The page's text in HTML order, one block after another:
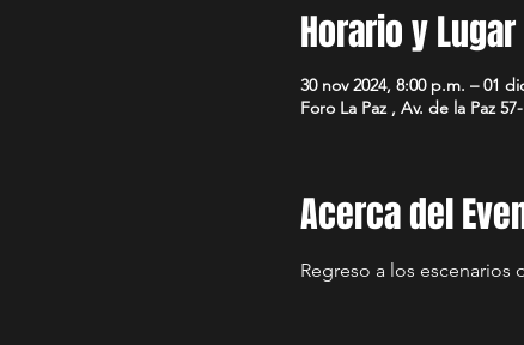
Horario y Lugar
30 nov 2024, 8:00 p.m. – 01
Foro La Paz , Av. de la Paz
Acerca del
Regreso a los escenarios